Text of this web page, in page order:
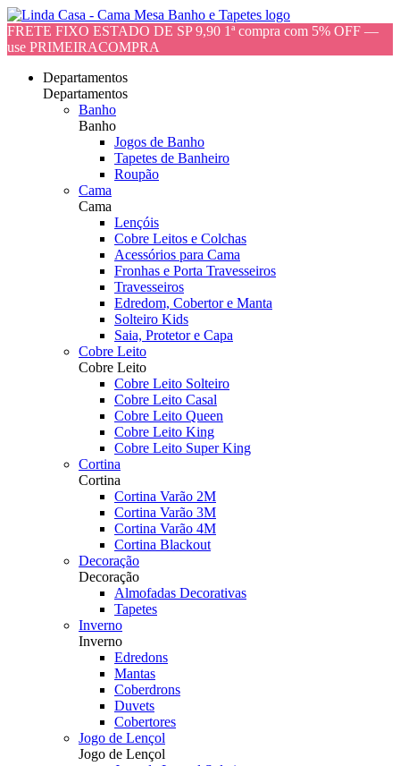
FRETE FIXO ESTADO DE SP 9,90 1ª compra com 5% OFF —
use PRIMEIRACOMPRA
Departamentos
Departamentos
Banho
Banho
Jogos de Banho
Tapetes de Banheiro
Roupão
Cama
Cama
Lençóis
Cobre Leitos e Colchas
Acessórios para Cama
Fronhas e Porta Travesseiros
Travesseiros
Edredom, Cobertor e Manta
Solteiro Kids
Saia, Protetor e Capa
Cobre Leito
Cobre Leito
Cobre Leito Solteiro
Cobre Leito Casal
Cobre Leito Queen
Cobre Leito King
Cobre Leito Super King
Cortina
Cortina
Cortina Varão 2M
Cortina Varão 3M
Cortina Varão 4M
Cortina Blackout
Decoração
Decoração
Almofadas Decorativas
Tapetes
Inverno
Inverno
Edredons
Mantas
Coberdrons
Duvets
Cobertores
Jogo de Lençol
Jogo de Lençol